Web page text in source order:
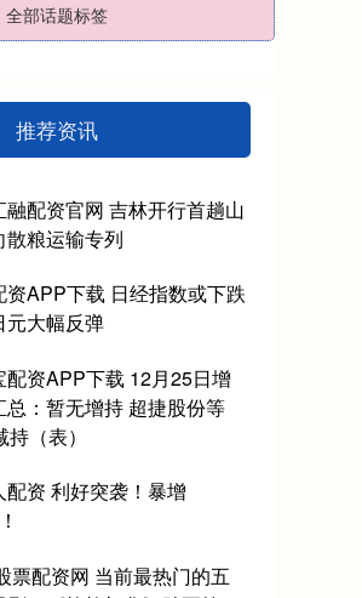
全部话题标签
推荐资讯
融配资官网 吉林开行首趟山
散粮运输专列
资APP下载 日经指数或下跌
元大幅反弹
配资APP下载 12月25日增
总：暂无增持 超捷股份等
（表）
配资 利好突袭！暴增
票配资网 当前最热门的五